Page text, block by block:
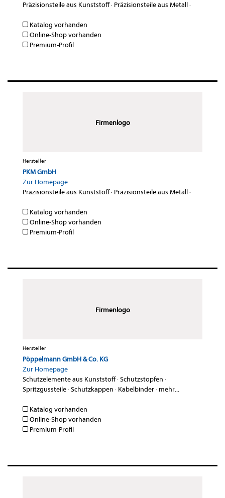
Präzisionsteile aus Kunststoff· Präzisionsteile aus Metall·
Katalog vorhanden
Online-Shop vorhanden
Premium-Profil
Firmenlogo
Hersteller
PKM GmbH
Zur Homepage
Präzisionsteile aus Kunststoff· Präzisionsteile aus Metall·
Katalog vorhanden
Online-Shop vorhanden
Premium-Profil
Firmenlogo
Hersteller
Pöppelmann GmbH & Co. KG
Zur Homepage
Schutzelemente aus Kunststoff·Schutzstopfen ·
Spritzgussteile·Schutzkappen · Kabelbinder· mehr...
Katalog vorhanden
Online-Shop vorhanden
Premium-Profil